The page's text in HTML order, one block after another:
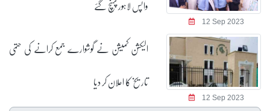
12 Sep 2023
واپس لاہور پہنچ گئے
12 Sep 2023
الیکشن کمیشن نے گوشوارے جمع کرانے کی حتمی
تاریخ کا اعلان کر دیا